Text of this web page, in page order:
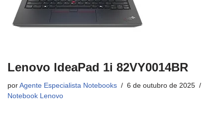
Lenovo IdeaPad 1i 82VY0014BR
por Agente Especialista Notebooks
6 de outubro de 2025
Notebook Lenovo